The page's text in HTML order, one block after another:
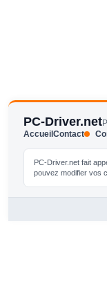
PC-Driver.net
AccueilContact
PC-Driver.net fait
pouvez modifier vos